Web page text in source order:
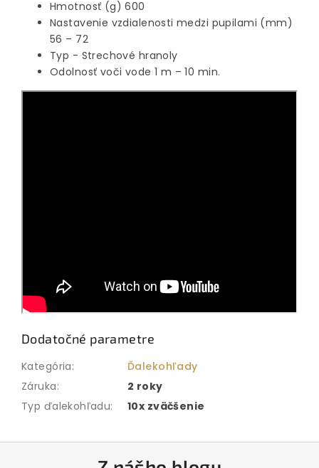
Hmotnosť (g) 600
Nastavenie vzdialenosti medzi pupilami (mm)
56 – 72
Typ - Strechové hranoly
Odolnosť voči vode 1 m – 10 min.
Dodatočné parametre
Kategória:
Ďalekohľady
Záruka:
2 roky
Typ ďalekohľadu: 10x zväčšenie